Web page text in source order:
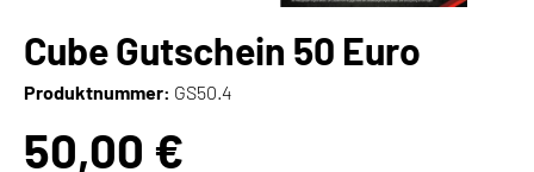
Cube Gutschein 50 Euro
Produktnummer: GS50.4
50,00 €